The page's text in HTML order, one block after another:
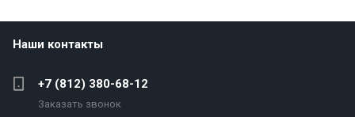
Наши контакты
+7 (812) 380-68-12
Заказать звонок